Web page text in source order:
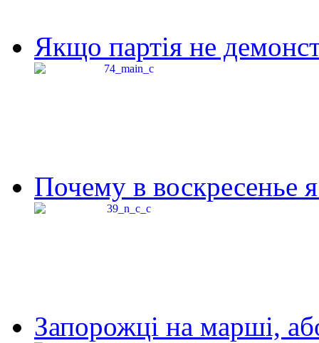
Якщо партія не
Почему в воскресенье
Запорожці на марші,